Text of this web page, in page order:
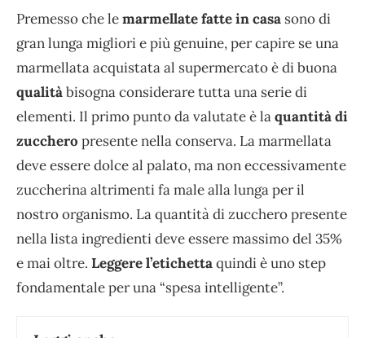
Premesso che lemarmellate fatte in casa sono di
gran lunga migliori e più genuine, per capire se una
marmellata acquistata al supermercato è di buona
qualitàbisogna considerare tutta una serie di
elementi. Il primo punto da valutate è laquantità di
zucchero presente nella conserva. La marmellata
deve essere dolce al palato, ma non eccessivamente
zuccherina altrimenti fa male alla lunga per il
nostro organismo. La quantità di zucchero presente
nella lista ingredienti deve essere massimo del 35%
e mai oltre. Leggere l’etichettaquindi è uno step
fondamentale per una “spesa intelligente”.